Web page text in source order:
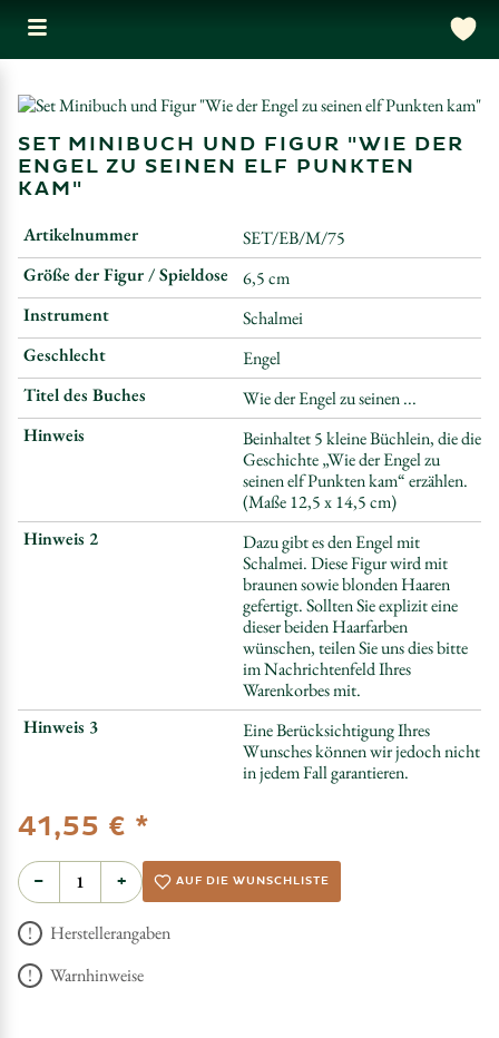
SET MINIBUCH UND FIGUR "WIE DER
ENGEL ZU SEINEN ELF PUNKTEN
KAM"
Artikelnummer
SET/EB/M/75
Größe der Figur / Spieldose
6,5 cm
Instrument
Schalmei
Geschlecht
Engel
Titel des Buches
Wie der Engel zu seinen ...
Hinweis
Beinhaltet 5 kleine Büchlein, die die
Geschichte „Wie der Engel zu
seinen elf Punkten kam“ erzählen.
(Maße 12,5 x 14,5 cm)
Hinweis 2
Dazu gibt es den Engel mit
Schalmei. Diese Figur wird mit
braunen sowie blonden Haaren
gefertigt. Sollten Sie explizit eine
dieser beiden Haarfarben
wünschen, teilen Sie uns dies bitte
im Nachrichtenfeld Ihres
Warenkorbes mit.
Hinweis 3
Eine Berücksichtigung Ihres
Wunsches können wir jedoch nicht
in jedem Fall garantieren.
41,55 € *
− + AUF DIE WUNSCHLISTE
Herstellerangaben
Warnhinweise